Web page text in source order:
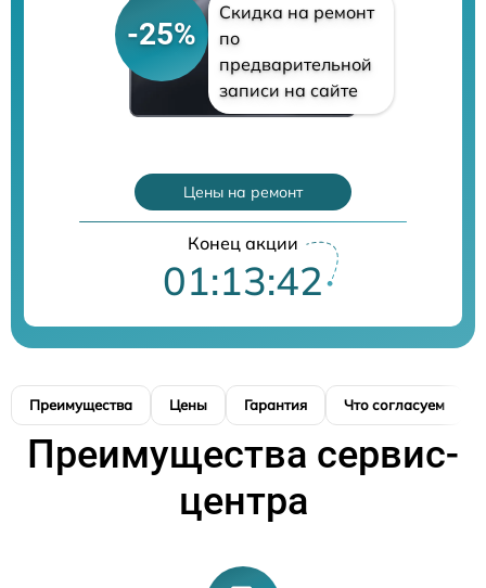
-25%
Скидка на ремонт
по
предварительной
записи на сайте
Цены на ремонт
Конец акции
01:13:41
Преимущества Цены Гарантия Что согласуем
Преимущества сервис-
центра